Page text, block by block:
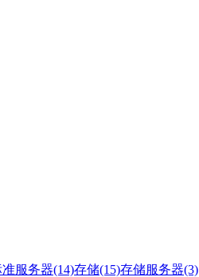
服务器(14)存储(15)存储服务器(3)